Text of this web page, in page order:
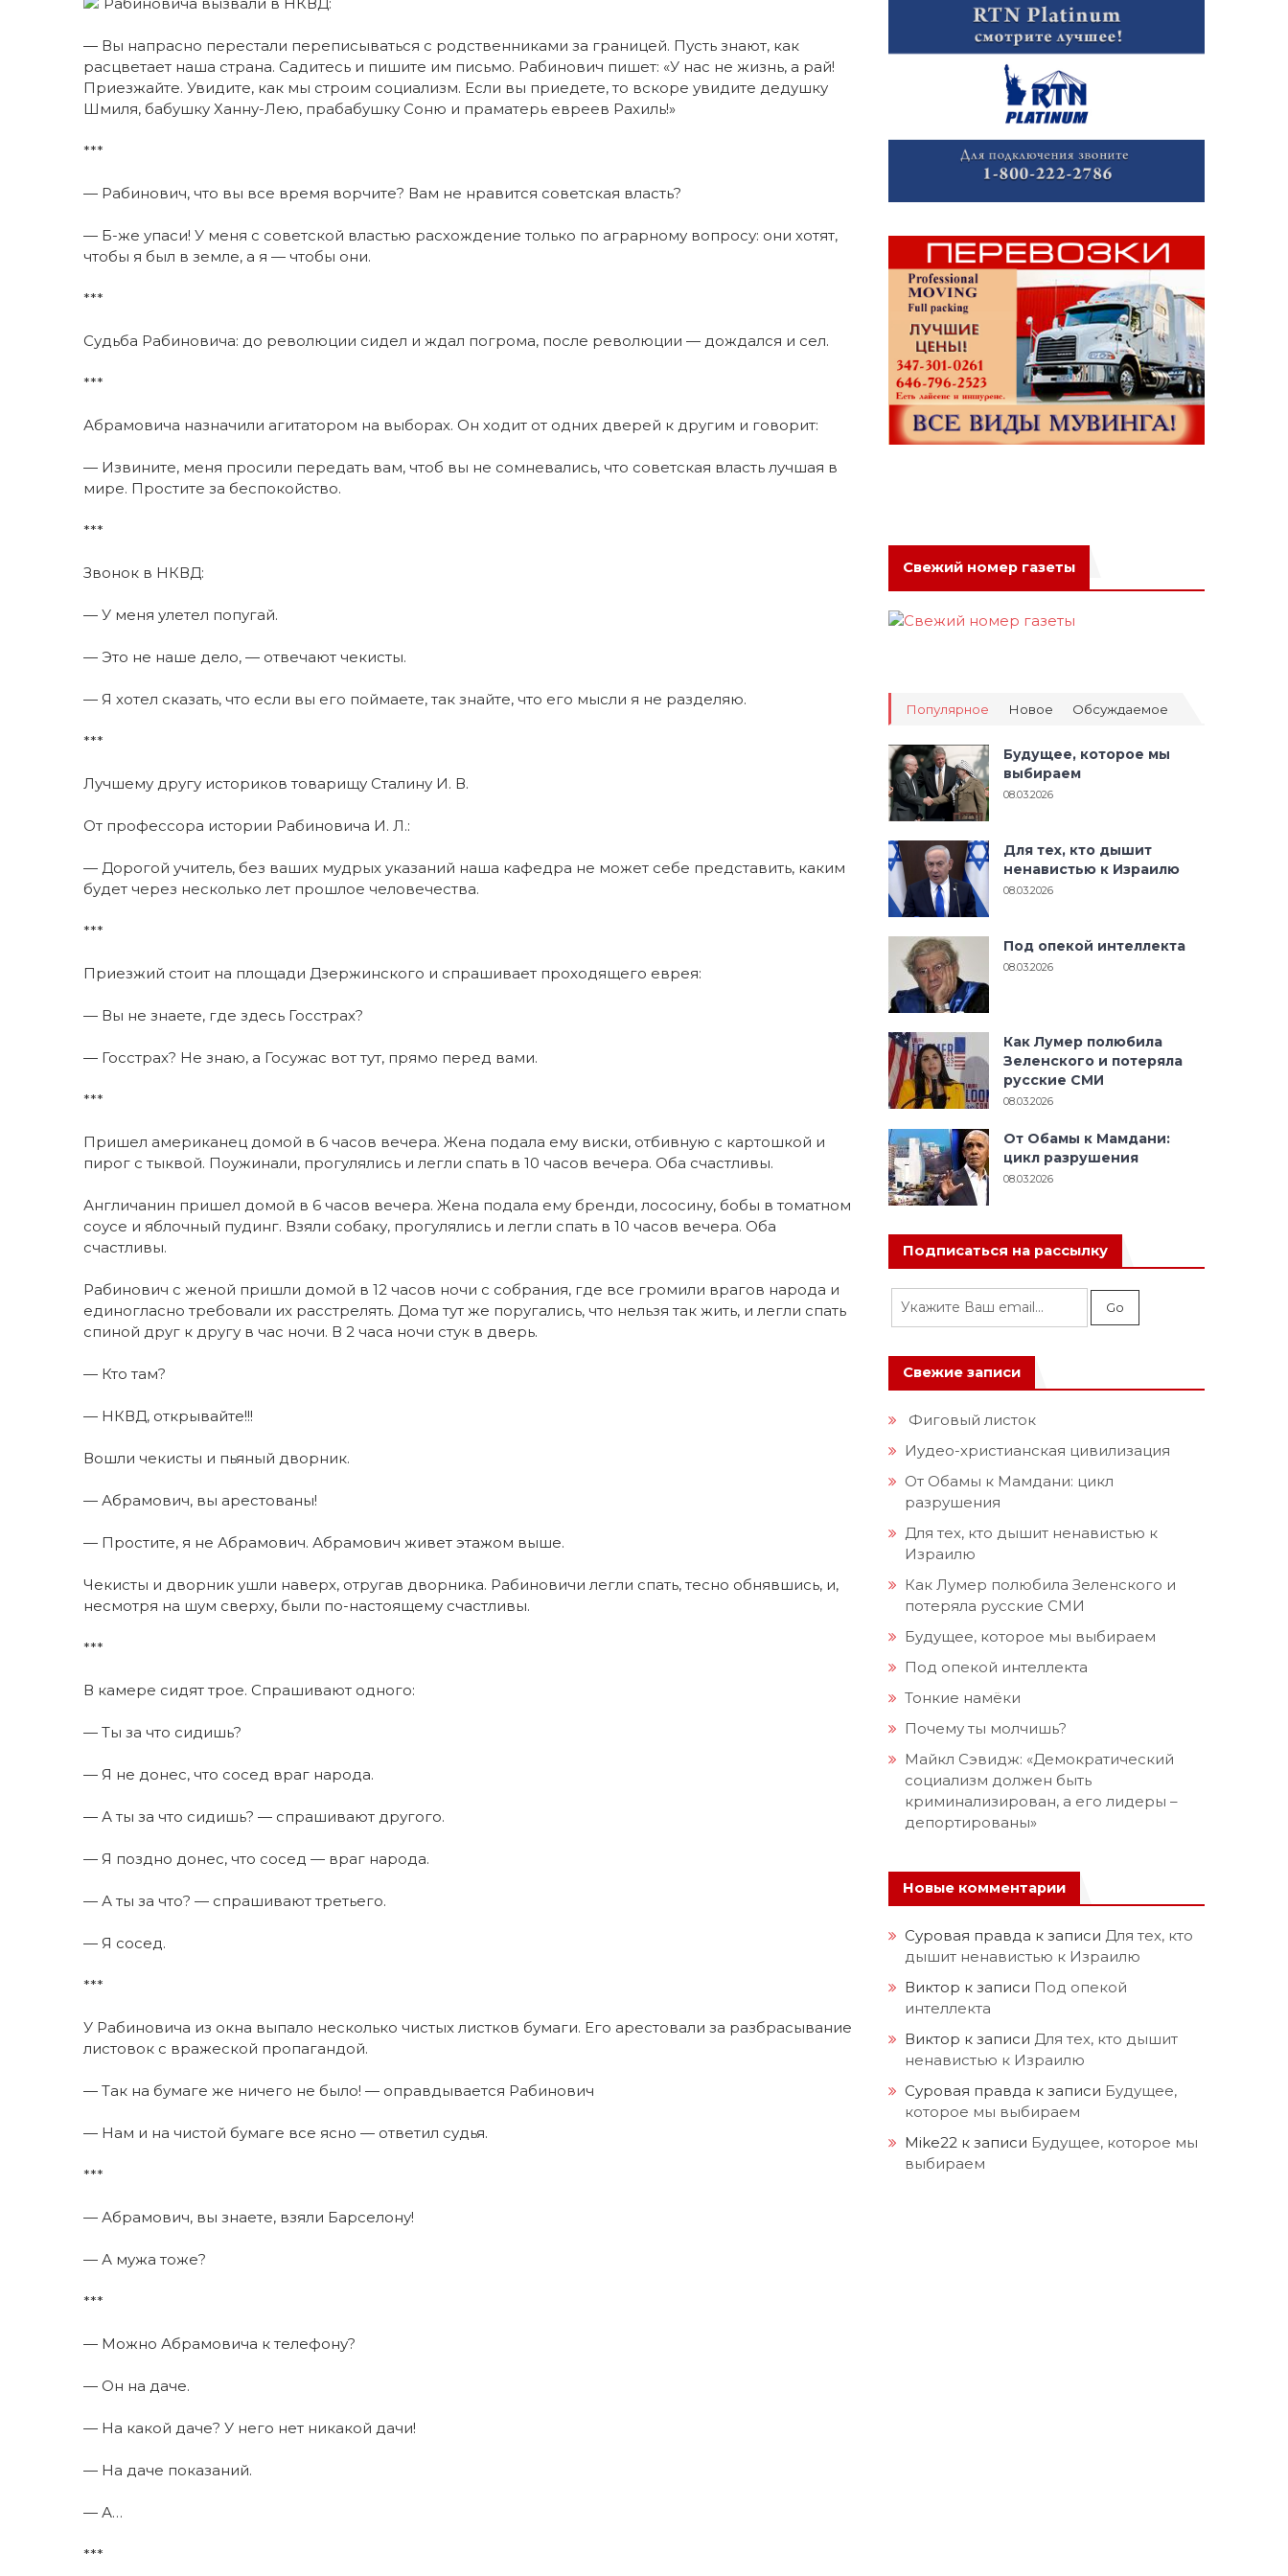
— Вы напрасно перестали переписываться с родственниками за границей. Пусть знают, как
расцветает наша страна. Садитесь и пишите им письмо. Рабинович пишет: «У нас не жизнь, а рай!
Приезжайте. Увидите, как мы строим социализм. Если вы приедете, то вскоре увидите дедушку
Шмиля, бабушку Ханну-Лею, прабабушку Соню и праматерь евреев Рахиль!»
***
— Рабинович, что вы все время ворчите? Вам не нравится советская власть?
— Б-же упаси! У меня с советской властью расхождение только по аграрному вопросу: они хотят,
чтобы я был в земле, а я — чтобы они.
***
Судьба Рабиновича: до революции сидел и ждал погрома, после революции — дождался и сел.
***
Абрамовича назначили агитатором на выборах. Он ходит от одних дверей к другим и говорит:
— Извините, меня просили передать вам, чтоб вы не сомневались, что советская власть лучшая в
мире. Простите за беспокойство.
***
Звонок в НКВД:
— У меня улетел попугай.
— Это не наше дело, — отвечают чекисты.
— Я хотел сказать, что если вы его поймаете, так знайте, что его мысли я не разделяю.
***
Лучшему другу историков товарищу Сталину И. В.
От профессора истории Рабиновича И. Л.:
— Дорогой учитель, без ваших мудрых указаний наша кафедра не может себе представить, каким
будет через несколько лет прошлое человечества.
***
Приезжий стоит на площади Дзержинского и спрашивает проходящего еврея:
— Вы не знаете, где здесь Госстрах?
— Госстрах? Не знаю, а Госужас вот тут, прямо перед вами.
***
Пришел американец домой в 6 часов вечера. Жена подала ему виски, отбивную с картошкой и
пирог с тыквой. Поужинали, прогулялись и легли спать в 10 часов вечера. Оба счастливы.
Англичанин пришел домой в 6 часов вечера. Жена подала ему бренди, лососину, бобы в томатном
соусе и яблочный пудинг. Взяли собаку, прогулялись и легли спать в 10 часов вечера. Оба
счастливы.
Рабинович с женой пришли домой в 12 часов ночи с собрания, где все громили врагов народа и
единогласно требовали их расстрелять. Дома тут же поругались, что нельзя так жить, и легли спать
спиной друг к другу в час ночи. В 2 часа ночи стук в дверь.
— Кто там?
— НКВД, открывайте!!!
Вошли чекисты и пьяный дворник.
— Абрамович, вы арестованы!
— Простите, я не Абрамович. Абрамович живет этажом выше.
Чекисты и дворник ушли наверх, отругав дворника. Рабиновичи легли спать, тесно обнявшись, и,
несмотря на шум сверху, были по-настоящему счастливы.
***
В камере сидят трое. Спрашивают одного:
— Ты за что сидишь?
— Я не донес, что сосед враг народа.
— А ты за что сидишь? — спрашивают другого.
— Я поздно донес, что сосед — враг народа.
— А ты за что? — спрашивают третьего.
— Я сосед.
***
У Рабиновича из окна выпало несколько чистых листков бумаги. Его арестовали за разбрасывание
листовок с вражеской пропагандой.
— Так на бумаге же ничего не было! — оправдывается Рабинович
— Нам и на чистой бумаге все ясно — ответил судья.
***
— Абрамович, вы знаете, взяли Барселону!
— А мужа тоже?
***
— Можно Абрамовича к телефону?
— Он на даче.
— На какой даче? У него нет никакой дачи!
— На даче показаний.
— А…
***
Свежий номер газеты
Популярное Новое Обсуждаемое
Будущее, которое мы
выбираем
08.03.2026
Для тех, кто дышит
ненавистью к Израилю
08.03.2026
Под опекой интеллекта
08.03.2026
Как Лумер полюбила
Зеленского и потеряла
русские СМИ
08.03.2026
От Обамы к Мамдани:
цикл разрушения
08.03.2026
Подписаться на рассылку
Свежие записи
Фиговый листок
Иудео-христианская цивилизация
От Обамы к Мамдани: цикл
разрушения
Для тех, кто дышит ненавистью к
Израилю
Как Лумер полюбила Зеленского и
потеряла русские СМИ
Будущее, которое мы выбираем
Под опекой интеллекта
Тонкие намёки
Почему ты молчишь?
Майкл Сэвидж: «Демократический
социализм должен быть
криминализирован, а его лидеры –
депортированы»
Новые комментарии
Суровая правда к записи Для тех, кто
дышит ненавистью к Израилю
Виктор к записи Под опекой
интеллекта
Виктор к записи Для тех, кто дышит
ненавистью к Израилю
Суровая правда к записи Будущее,
которое мы выбираем
Mike22 к записи Будущее, которое мы
выбираем